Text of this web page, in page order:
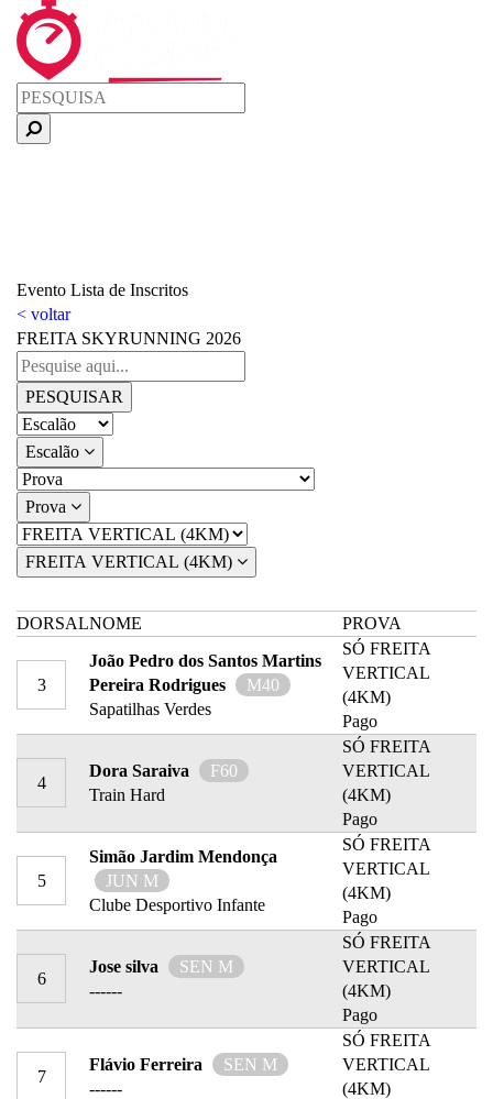
Evento Lista de Inscritos
< voltar
FREITA SKYRUNNING 2026
PESQUISAR
Escalão
Prova
FREITA VERTICAL (4KM)
DORSALNOME PROVA
3
João Pedro dos Santos Martins
Pereira Rodrigues
M40
Sapatilhas Verdes
SÓ FREITA
VERTICAL
(4KM)
Pago
4
Dora Saraiva
F60
Train Hard
SÓ FREITA
VERTICAL
(4KM)
Pago
5
Simão Jardim Mendonça
JUN M
Clube Desportivo Infante
SÓ FREITA
VERTICAL
(4KM)
Pago
6
Jose silva
SEN M
------
SÓ FREITA
VERTICAL
(4KM)
Pago
7
Flávio Ferreira
SEN M
------
SÓ FREITA
VERTICAL
(4KM)